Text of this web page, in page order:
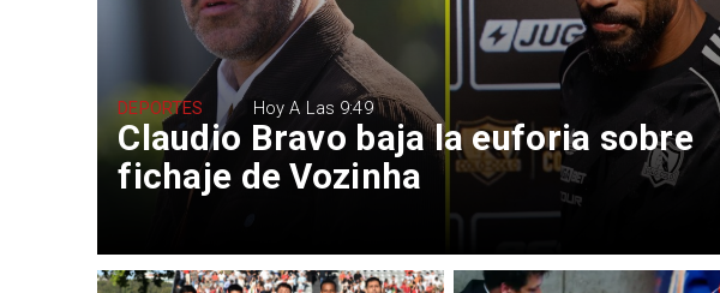
Claudio Bravo baja la euforia sobre
fichaje de Vozinha
DEPORTES Hoy A Las 9:49